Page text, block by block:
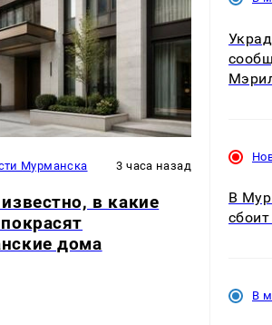
Мурманска 3 часа назад
в какие
дома
В
В